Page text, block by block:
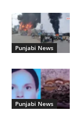
Punjabi News
Punjabi News